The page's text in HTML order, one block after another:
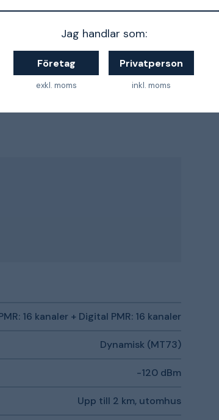
Jag handlar som:
Företag
exkl. moms
Privatperson
inkl. moms
användning i bullriga miljöer
av hörsel och trådlös
16 kanaler + Digital PMR: 16 kanaler
Dynamisk (MT73)
-120 dBm
Upp till 2 km, utomhus